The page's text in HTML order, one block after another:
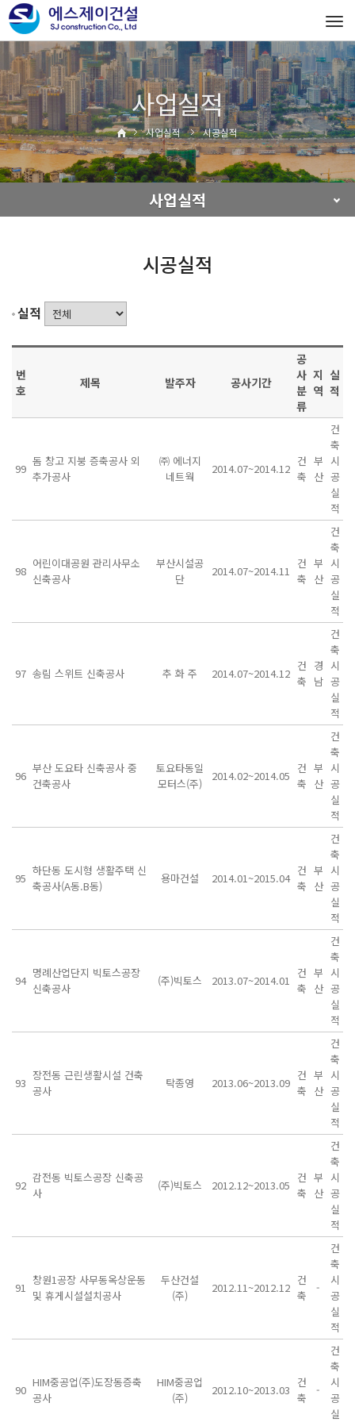
사업실적
사업실적 시공실적
사업실적
시공실적
실적
번
호
제목 발주자 공사기간
공
사
분
류
지
역
실
적
99
돔 창고 지붕 증축공사 외
추가공사
㈜ 에너지
네트웍
2014.07~2014.12
건
축
부
산
건
축
시
공
실
적
98
어린이대공원 관리사무소
신축공사
부산시설공
단
2014.07~2014.11
건
축
부
산
건
축
시
공
실
적
97 송림 스위트 신축공사 추 화 주 2014.07~2014.12
건
축
경
남
건
축
시
공
실
적
96
부산 도요타 신축공사 중
건축공사
토요타동일
모터스(주)
2014.02~2014.05
건
축
부
산
건
축
시
공
실
적
95
하단동 도시형 생활주택 신
축공사(A동.B동)
용마건설 2014.01~2015.04
건
축
부
산
건
축
시
공
실
적
94
명례산업단지 빅토스공장
신축공사
(주)빅토스 2013.07~2014.01
건
축
부
산
건
축
시
공
실
적
93
장전동 근린생활시설 건축
공사
탁종영 2013.06~2013.09
건
축
부
산
건
축
시
공
실
적
92
감전동 빅토스공장 신축공
사
(주)빅토스 2012.12~2013.05
건
축
부
산
건
축
시
공
실
적
91
창원1공장 사무동옥상운동
및 휴게시설설치공사
두산건설
(주)
2012.11~2012.12
건
축
-
건
축
시
공
실
적
90
HIM중공업(주)도장동증축
공사
HIM중공업
(주)
2012.10~2013.03
건
축
-
건
축
시
공
실